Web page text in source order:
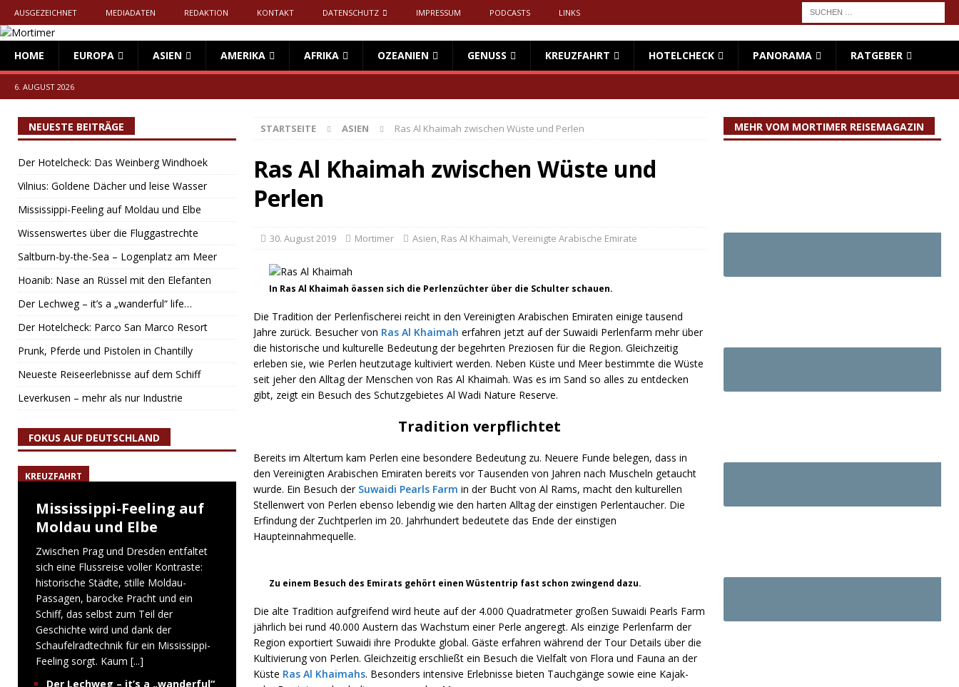
AUSGEZEICHNET MEDIADATEN REDAKTION KONTAKT DATENSCHUTZ IMPRESSUM PODCASTS LINKS
HOME EUROPA ASIEN AMERIKA AFRIKA OZEANIEN GENUSS KREUZFAHRT HOTELCHECK PANORAMA RATGEBER
6. AUGUST 2026
STARTSEITE ASIEN Ras Al Khaimah zwischen Wüste und Perlen
Ras Al Khaimah zwischen Wüste und
Perlen
30. August 2019 Mortimer Asien, Ras Al Khaimah,Vereinigte Arabische Emirate
In Ras Al Khaimah öassen sich die Perlenzüchter über die Schulter schauen.
Die Tradition der Perlenfischerei reicht in den Vereinigten Arabischen Emiraten einige tausend
Jahre zurück. Besucher von Ras Al Khaimah erfahren jetzt auf der Suwaidi Perlenfarm mehr über
die historische und kulturelle Bedeutung der begehrten Preziosen für die Region. Gleichzeitig
erleben sie, wie Perlen heutzutage kultiviert werden. Neben Küste und Meer bestimmte die Wüste
seit jeher den Alltag der Menschen von Ras Al Khaimah. Was es im Sand so alles zu entdecken
gibt, zeigt ein Besuch des Schutzgebietes Al Wadi Nature Reserve.
Tradition verpflichtet
Bereits im Altertum kam Perlen eine besondere Bedeutung zu. Neuere Funde belegen, dass in
den Vereinigten Arabischen Emiraten bereits vor Tausenden von Jahren nach Muscheln getaucht
wurde. Ein Besuch der Suwaidi Pearls Farm in der Bucht von Al Rams, macht den kulturellen
Stellenwert von Perlen ebenso lebendig wie den harten Alltag der einstigen Perlentaucher. Die
Erfindung der Zuchtperlen im 20. Jahrhundert bedeutete das Ende der einstigen
Haupteinnahmequelle.
Zu einem Besuch des Emirats gehört einen Wüstentrip fast schon zwingend dazu.
Die alte Tradition aufgreifend wird heute auf der 4.000 Quadratmeter großen Suwaidi Pearls Farm
jährlich bei rund 40.000 Austern das Wachstum einer Perle angeregt. Als einzige Perlenfarm der
Region exportiert Suwaidi ihre Produkte global. Gäste erfahren während der Tour Details über die
Kultivierung von Perlen. Gleichzeitig erschließt ein Besuch die Vielfalt von Flora und Fauna an der
Küste Ras Al Khaimahs. Besonders intensive Erlebnisse bieten Tauchgänge sowie eine Kajak-
NEUESTE BEITRÄGE
Der Hotelcheck: Das Weinberg Windhoek
Vilnius: Goldene Dächer und leise Wasser
Mississippi-Feeling auf Moldau und Elbe
Wissenswertes über die Fluggastrechte
Saltburn-by-the-Sea – Logenplatz am Meer
Hoanib: Nase an Rüssel mit den Elefanten
Der Lechweg – it’s a „wanderful“ life…
Der Hotelcheck: Parco San Marco Resort
Prunk, Pferde und Pistolen in Chantilly
Neueste Reiseerlebnisse auf dem Schiff
Leverkusen – mehr als nur Industrie
FOKUS AUF DEUTSCHLAND
KREUZFAHRT
Mississippi-Feeling auf
Moldau und Elbe
Zwischen Prag und Dresden entfaltet
sich eine Flussreise voller Kontraste:
historische Städte, stille Moldau-
Passagen, barocke Pracht und ein
Schiff, das selbst zum Teil der
Geschichte wird und dank der
Schaufelradtechnik für ein Mississippi-
Feeling sorgt. Kaum [...]
Der Lechweg – it’s a „wanderful“
MEHR VOM MORTIMER REISEMAGAZIN